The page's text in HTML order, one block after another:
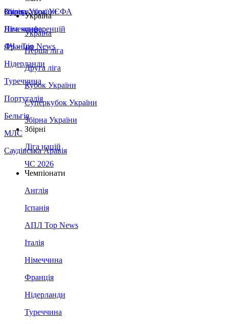
Збірна України
Італія
Німеччина
Франція
Нідерланди
Туреччина
Португалія
Бельгія
МЛС
Саудівська Аравія
Суперкубок УЄФА
Ліга конференцій
ЛЧ - Top News
Україна
Україна
Перша ліга
Друга ліга
Кубок України
Суперкубок України
Збірна України
Збірні
Ліга націй
ЧС 2026
Чемпіонати
Англія
Іспанія
АПЛ Top News
Італія
Німеччина
Франція
Нідерланди
Туреччина